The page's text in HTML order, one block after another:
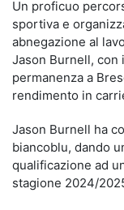
Un proficuo
sportiva e
abnegazione al
Jason Burnell, con
permanenza a
rendimento in
Jason Burnell ha
biancoblu, dando
qualificazione ad
stagione 2024/